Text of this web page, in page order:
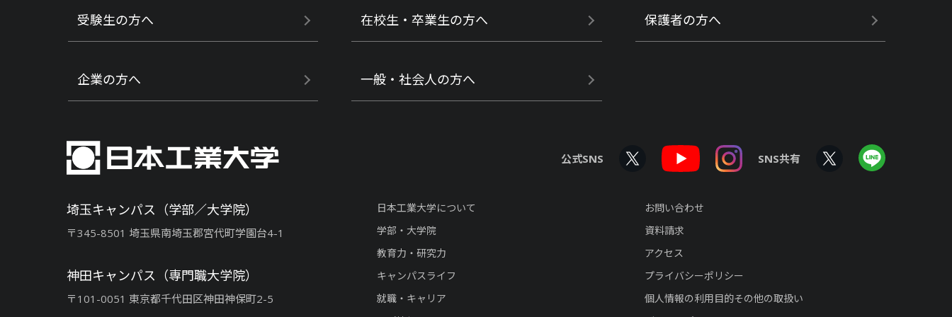
受験生の方へ 在校生・卒業生の方へ 保護者の方へ
企業の方へ 一般・社会人の方へ
埼玉キャンパス（学部／大学院）
〒345-8501 埼玉県南埼玉郡宮代町学園台4-1
神田キャンパス（専門職大学院）
〒101-0051 東京都千代田区神田神保町2-5
日本工業大学について
学部・大学院
教育力・研究力
キャンパスライフ
就職・キャリア
お問い合わせ
資料請求
アクセス
プライバシーポリシー
個人情報の利用目的その他の取扱い
公式SNS SNS共有